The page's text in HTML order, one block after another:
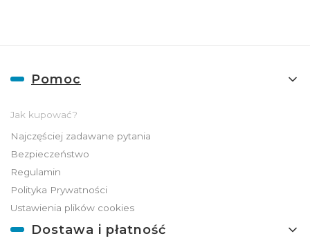
Linki w stopce
Pomoc
Jak kupować?
Najczęściej zadawane pytania
Bezpieczeństwo
Regulamin
Polityka Prywatności
Ustawienia plików cookies
Dostawa i płatność